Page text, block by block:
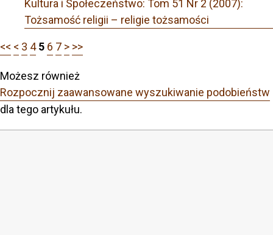
Kultura i Społeczeństwo: Tom 51 Nr 2 (2007):
Tożsamość religii – religie tożsamości
<< < 3 4 5 6 7 > >>
Możesz również
Rozpocznij zaawansowane wyszukiwanie podobieństw
dla tego artykułu.